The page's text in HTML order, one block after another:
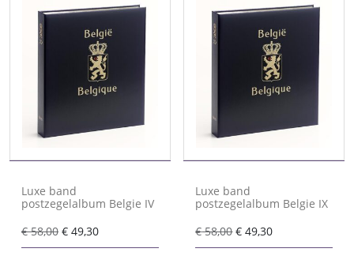
Luxe band
postzegelalbum Belgie IV
€58,00 Oorspronkelijke
prijs
€ 49,30Huidige
prijs
Luxe band
postzegelalbum Belgie IX
€58,00Oorspronkelijke
prijs
€ 49,30Huidige
prijs